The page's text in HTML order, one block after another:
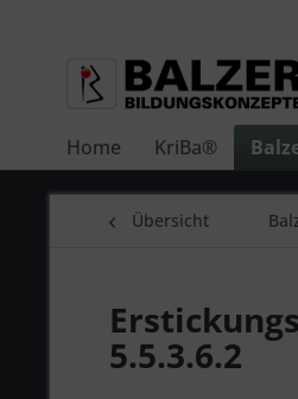
Home KriBa®
Übersicht
5.5.3.6.2